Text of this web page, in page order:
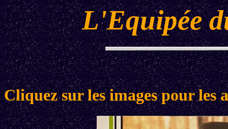
L'Equipée
Cliquez sur les images pour les